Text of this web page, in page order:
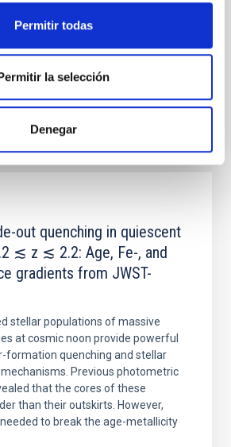
Permitir todas
la selección
Denegar
5 2026
2026APJ..1003...83Y
0
out quenching in quiescent
≲ z ≲ 2.2: Age, Fe-, and
gradients from JWST-
stellar populations of massive
at cosmic noon provide powerful
formation quenching and stellar
Previous photometric
that the cores of these
than their outskirts. However,
to break the age-metallicity